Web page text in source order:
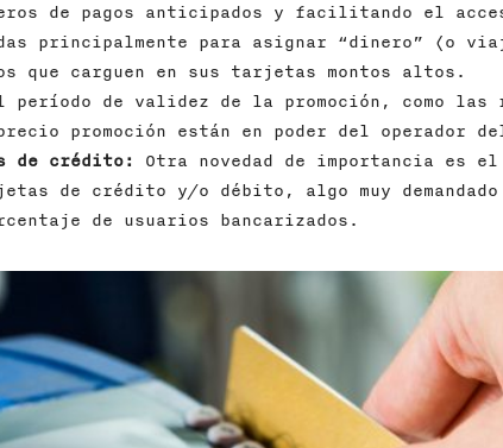
de pagos anticipados y facilitando el
principalmente para asignar “dinero” (o
que carguen en sus tarjetas montos altos.
período de validez de la promoción, como
promoción están en poder del operador
de crédito:
Otra novedad de importancia es
de crédito y/o débito, algo muy
de usuarios bancarizados.